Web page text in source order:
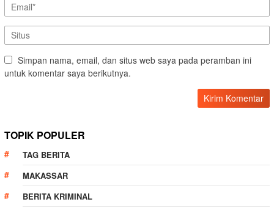
Simpan nama, email, dan situs web saya pada peramban ini
untuk komentar saya berikutnya.
TOPIK POPULER
TAG BERITA
MAKASSAR
BERITA KRIMINAL